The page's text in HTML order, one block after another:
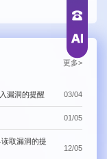
更多>
漏洞的提醒 03/04
01/05
12/05